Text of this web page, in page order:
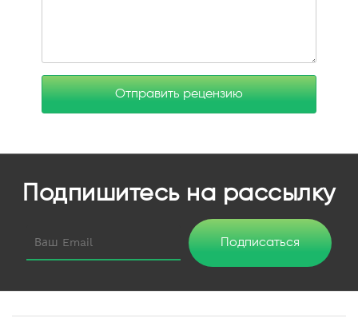
Отправить рецензию
Подпишитесь на рассылку
Подписаться